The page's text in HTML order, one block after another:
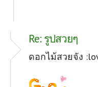
Re: รูปสวยๆ
ดอกไม้สวยจัง